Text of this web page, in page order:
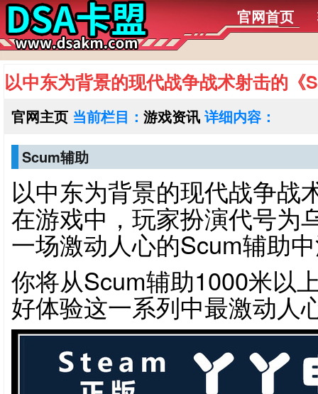
官网首页
以中东为背景的现代战争战术射击的《
官网主页 当前栏目： 游戏资讯 详细内容：
Scum辅助
以中东为背景的现代战争战
在游戏中，玩家扮演代号为
一场激动人心的Scum辅助
你将从Scum辅助1000米以
好体验这一系列中最激动人